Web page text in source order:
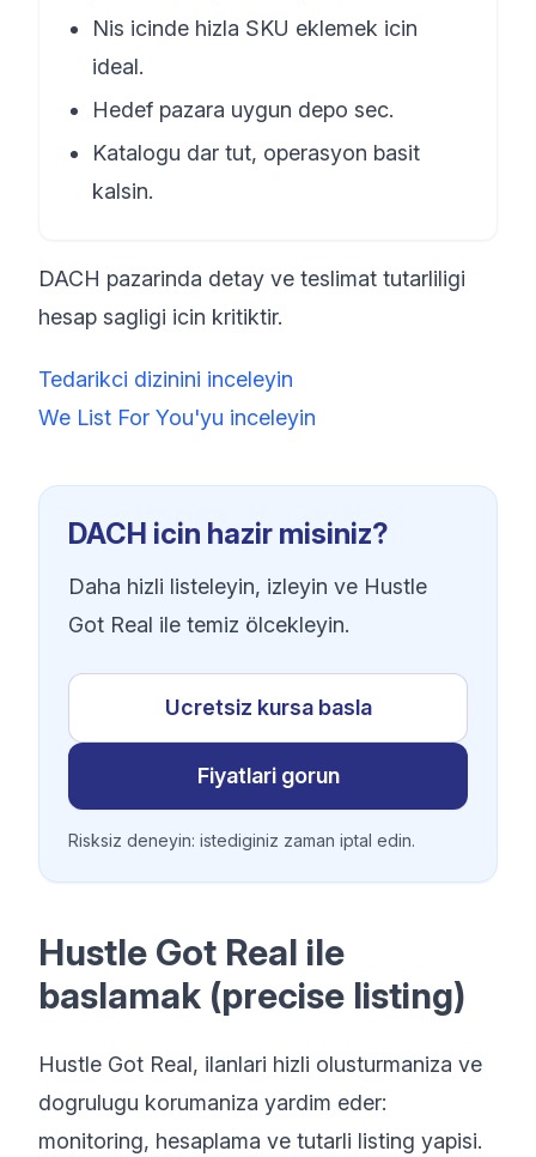
Nis icinde hizla SKU eklemek icin
ideal.
Hedef pazara uygun depo sec.
Katalogu dar tut, operasyon basit
kalsin.
DACH pazarinda detay ve teslimat tutarliligi
hesap sagligi icin kritiktir.
Tedarikci dizinini inceleyin
We List For You'yu inceleyin
DACH icin hazir misiniz?
Daha hizli listeleyin, izleyin ve Hustle
Got Real ile temiz ölcekleyin.
Ucretsiz kursa basla
Fiyatlari gorun
Risksiz deneyin: istediginiz zaman iptal edin.
Hustle Got Real ile
baslamak (precise listing)
Hustle Got Real, ilanlari hizli olusturmaniza ve
dogrulugu korumaniza yardim eder:
monitoring, hesaplama ve tutarli listing yapisi.